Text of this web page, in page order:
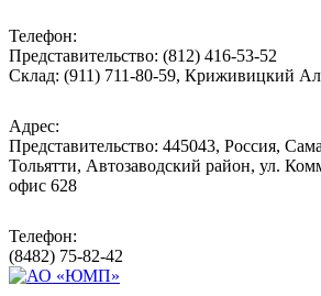
Телефон:
Представительство: (812) 416-53-52
Склад: (911) 711-80-59, Криживицкий
Адрес:
Представительство: 445043, Россия,
Тольятти, Автозаводский район, ул.
офис 628
Телефон:
(8482) 75-82-42